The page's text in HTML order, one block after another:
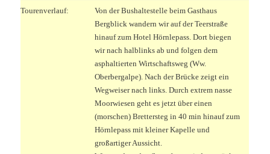
Tourenverlauf:
Von der Bushaltestelle beim Gasthaus
Bergblick wandern wir auf der Teerstraße
hinauf zum Hotel Hörnlepass. Dort biegen
wir nach halblinks ab und folgen dem
asphaltierten Wirtschaftsweg (Ww.
Oberbergalpe). Nach der Brücke zeigt ein
Wegweiser nach links. Durch extrem nasse
Moorwiesen geht es jetzt über einen
(morschen) Brettersteg in 40 min hinauf zum
Hörnlepass mit kleiner Kapelle und
großartiger Aussicht.